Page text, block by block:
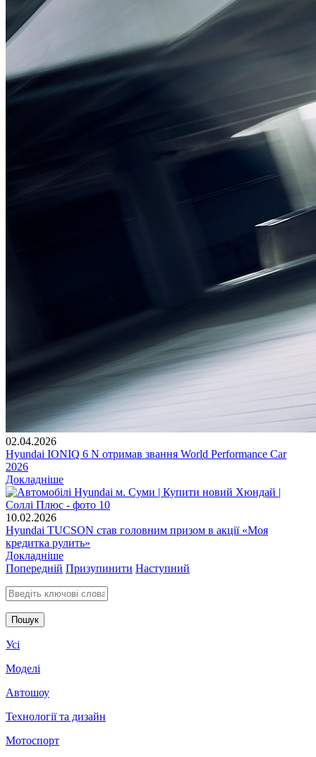
02.04.2026
Hyundai IONIQ 6 N отримав звання World Performance Car
2026
Докладніше
10.02.2026
Hyundai TUCSON став головним призом в акції «Моя
кредитка рулить»
Докладніше
Попередній Призупинити Наступний
Введіть ключові слова для пошуку
Усі
Моделі
Автошоу
Технології та дизайн
Мотоспорт